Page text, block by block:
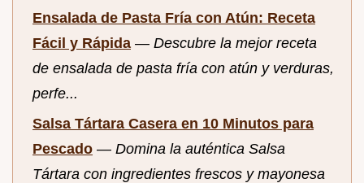
Ensalada de Pasta Fría con Atún: Receta
Fácil y Rápida — Descubre la mejor receta
de ensalada de pasta fría con atún y verduras,
perfe...
Salsa Tártara Casera en 10 Minutos para
Pescado — Domina la auténtica Salsa
Tártara con ingredientes frescos y mayonesa